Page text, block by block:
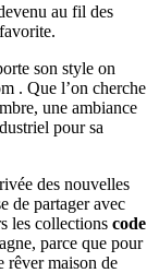
au fil des
son style on
. Que l’on cherche
une ambiance
pour sa
des nouvelles
de partager avec
les collections code
parce que pour
rêver maison de